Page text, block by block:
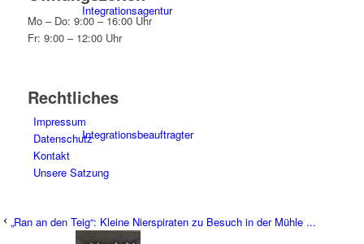
Integrationsagentur
Integrationsbeauftragter
Mo – Do: 9:00 – 16:00 Uhr
Fr: 9:00 – 12:00 Uhr
Rechtliches
Impressum
Datenschutz
Kontakt
Unsere Satzung
„Ran an den Teig“: Kleine Nierspiraten zu Besuch in der Mühle ...